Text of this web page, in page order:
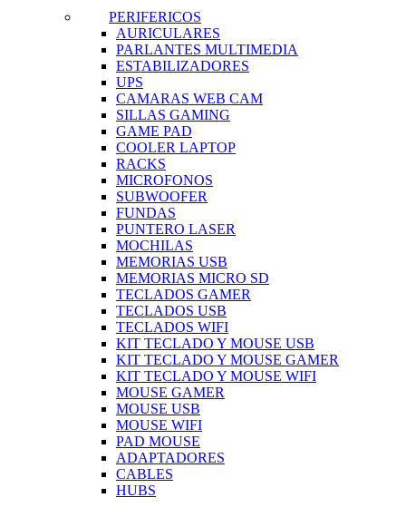
PERIFERICOS
AURICULARES
PARLANTES MULTIMEDIA
ESTABILIZADORES
UPS
CAMARAS WEB CAM
SILLAS GAMING
GAME PAD
COOLER LAPTOP
RACKS
MICROFONOS
SUBWOOFER
FUNDAS
PUNTERO LASER
MOCHILAS
MEMORIAS USB
MEMORIAS MICRO SD
TECLADOS GAMER
TECLADOS USB
TECLADOS WIFI
KIT TECLADO Y MOUSE USB
KIT TECLADO Y MOUSE GAMER
KIT TECLADO Y MOUSE WIFI
MOUSE GAMER
MOUSE USB
MOUSE WIFI
PAD MOUSE
ADAPTADORES
CABLES
HUBS